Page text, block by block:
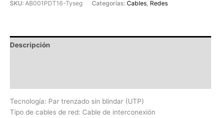
SKU: AB001PDT16-Tyseg Categorías: Cables, Redes
Descripción
Tecnología: Par trenzado sin blindar (UTP)
Tipo de cables de red: Cable de interconexión